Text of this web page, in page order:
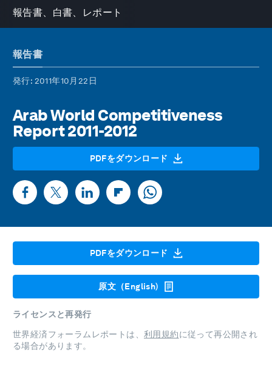
報告書、白書、レポート
報告書
発行: 2011年10月22日
Arab World Competitiveness
Report 2011-2012
PDFをダウンロード
PDFをダウンロード
原文（English)
ライセンスと再発行
世界経済フォーラムレポートは、 利用規約に従って再公開され
る場合があります。